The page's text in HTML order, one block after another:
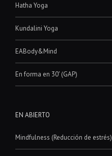
Hatha Yoga
Kundalini Yoga
EABody&Mind
En forma en 30′ (GAP)
EN ABIERTO
Mindfulness (Reducción de estrés)